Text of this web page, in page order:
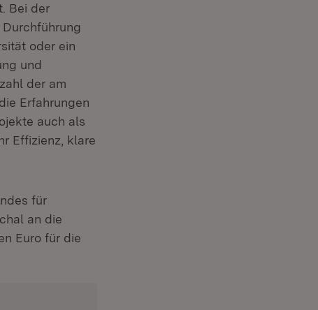
Bei der
Fenster)
oder ein
und
der am
Erfahrungen
auch als
Effizienz, klare
für
an die
Euro für die